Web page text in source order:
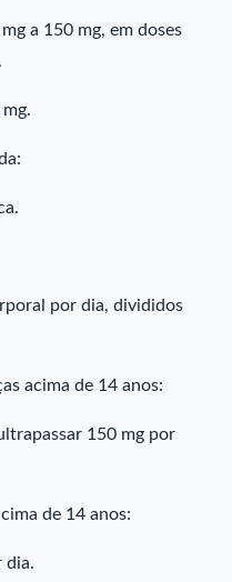
a 150 mg, em doses
por dia, divididos
acima de 14 anos:
150 mg por
de 14 anos:
dia.